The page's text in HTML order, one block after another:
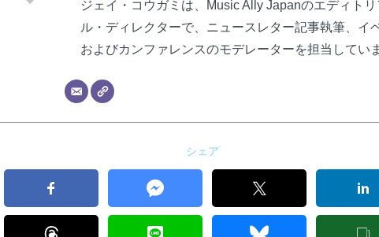
ジェイ・コウガミは、Music Ally Japanのエディトリ
ル・ディレクターで、ニュースレター記事執筆、イ
およびカンファレンスのモデレーターを担当してい
シェア